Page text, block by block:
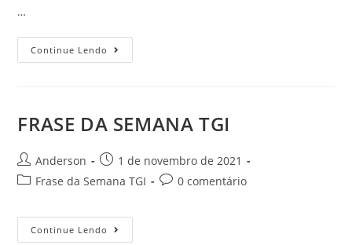
…
Continue Lendo
FRASE DA SEMANA TGI
Anderson
1 de novembro de 2021
Frase da Semana TGI
0 comentário
Continue Lendo